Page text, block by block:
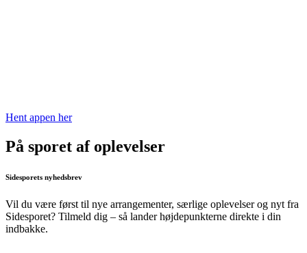
Hent appen her
På sporet af oplevelser
Sidesporets nyhedsbrev
Vil du være først til nye arrangementer, særlige oplevelser og nyt fra
Sidesporet? Tilmeld dig – så lander højdepunkterne direkte i din
indbakke.